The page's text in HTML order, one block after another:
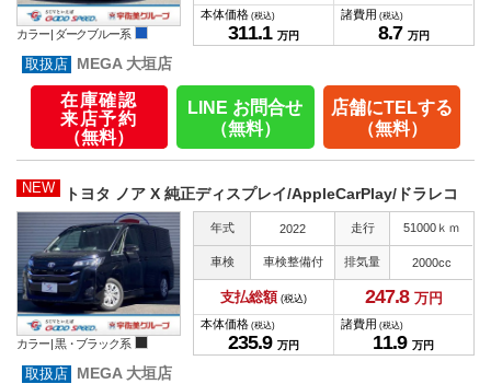
カラー | ダークブルー系
本体価格 (税込)
311.1 万円
諸費用 (税込)
8.7 万円
MEGA 大垣店
在庫確認
来店予約
（無料）
LINE お問合せ
（無料）
店舗にTELする
（無料）
NEW トヨタ ノア X 純正ディスプレイ/AppleCarPlay/ドラレコ
カラー |黒・ブラック系
年式 2022 走行 51000ｋｍ
車検 車検整備付 排気量 2000cc
支払総額 (税込) 247.8 万円
本体価格 (税込)
235.9 万円
諸費用 (税込)
11.9 万円
MEGA 大垣店